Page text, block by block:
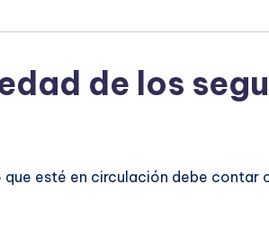
de los
esté en circulación debe contar